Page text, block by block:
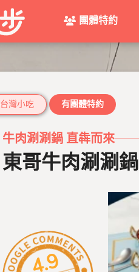
團體特約
台灣小吃 有團體特約
牛肉涮涮鍋 直犇而來
東哥牛肉涮涮鍋
4.9